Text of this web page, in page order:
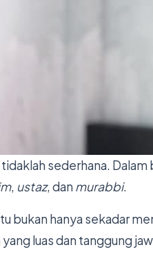
tidaklah sederhana.
, ustaz, dan murabbi.
bukan hanya sekadar
yang luas dan tanggung